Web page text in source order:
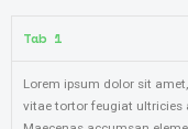
Tab 1
Lorem ipsum dolor sit
vitae tortor feugiat ultricies